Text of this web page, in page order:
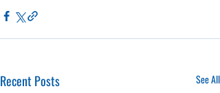
Recent Posts See All